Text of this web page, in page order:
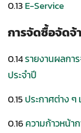
0.13 E-Service
การจัดซื้อจัดจ้
0.14รายงานผลกา
ประจำปี
0.15 ประกาศต่าง
0.16 ความก้าวหน้า